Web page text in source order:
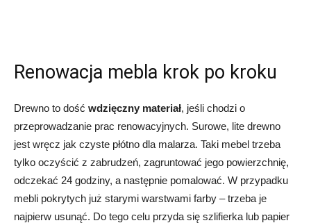
Renowacja mebla krok po kroku
Drewno to dość wdzięczny materiał, jeśli chodzi o
przeprowadzanie prac renowacyjnych. Surowe, lite drewno
jest wręcz jak czyste płótno dla malarza. Taki mebel trzeba
tylko oczyścić z zabrudzeń, zagruntować jego powierzchnię,
odczekać 24 godziny, a następnie pomalować. W przypadku
mebli pokrytych już starymi warstwami farby – trzeba je
najpierw usunąć. Do tego celu przyda się szlifierka lub papier